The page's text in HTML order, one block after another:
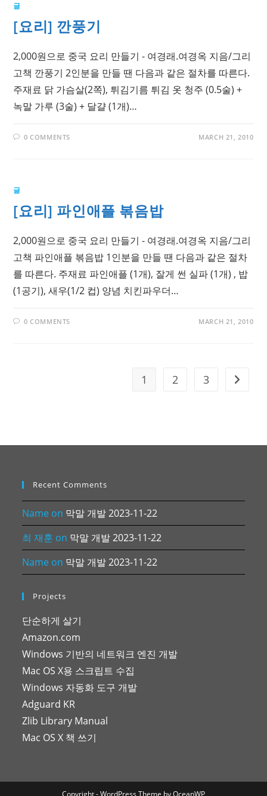
글
[요리] 깐풍기
2,000원으로 중국 요리 만들기 - 여경래.여경옥 지음/그리
고책 깐풍기 2인분을 만들 땐 다음과 같은 절차를 따른다.
주재료 닭 가슴살(2쪽), 튀김기름 튀김 옷 청주 (0.5술) +
녹말 가루 (3술) + 달걀 (1개)…
0 COMMENTS MARCH 21, 2010
글
[요리] 파인애플 볶음밥
2,000원으로 중국 요리 만들기 - 여경래.여경옥 지음/그리
고책 파인애플 볶음밥 1인분을 만들 땐 다음과 같은 절차
를 따른다. 주재료 파인애플 (1개), 잘게 썬 실파 (1개) , 밥
(1공기), 새우(1/2 컵) 양념 치킨파우더…
0 COMMENTS MARCH 21, 2010
1 2 3 Go to
Recent Comments
Name on 막말 개발 2023-11-22
최 재훈 on 막말 개발 2023-11-22
Name on 막말 개발 2023-11-22
Projects
단순하게 살기
Amazon.com
Windows 기반의 네트워크 엔진 개발
Mac OS X용 스크립트 수집
Windows 자동화 도구 개발
Adguard KR
Zlib Library Manual
Mac OS X 책 쓰기
Copyright - WordPress Theme by OceanWP